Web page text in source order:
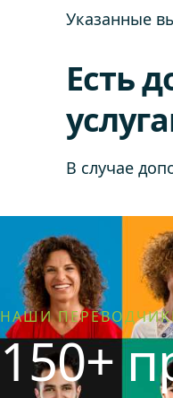
Указанные
Есть
В случае
НАШИ
150+